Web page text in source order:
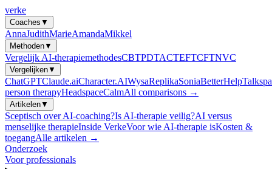
verke
Coaches ▼
AnnaJudithMarieAmandaMikkel
Methoden▼
Vergelijk AI-therapiemethodesCBTPDTACTEFTCFTNVC
Vergelijken▼
ChatGPTClaude.aiCharacter.AIWysaReplikaSoniaBetterHelp
person therapyHeadspaceCalmAll comparisons →
Artikelen▼
Sceptisch over AI-coaching?Is AI-therapie veilig?AI versus
menselijke therapieInside VerkeVoor wie AI-therapie isKosten &
toegangAlle artikelen →
Onderzoek
Voor professionals